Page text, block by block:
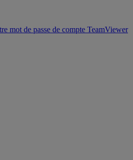
mot de passe de compte TeamViewer